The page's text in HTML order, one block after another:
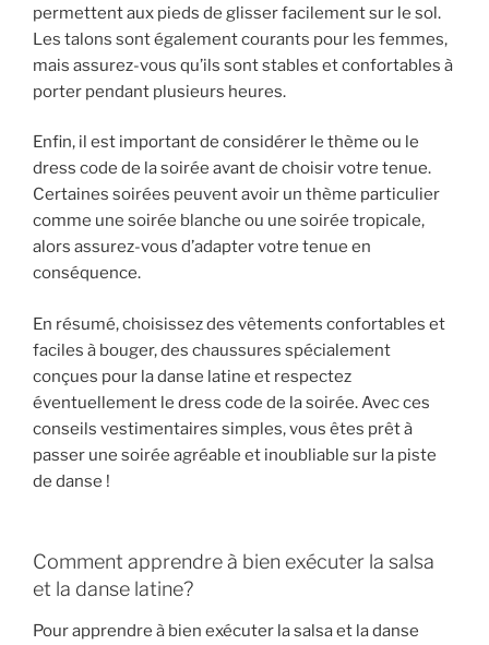
permettent aux pieds de glisser facilement sur le sol.
Les talons sont également courants pour les femmes,
mais assurez-vous qu’ils sont stables et confortables à
porter pendant plusieurs heures.
Enfin, il est important de considérer le thème ou le
dress code de la soirée avant de choisir votre tenue.
Certaines soirées peuvent avoir un thème particulier
comme une soirée blanche ou une soirée tropicale,
alors assurez-vous d’adapter votre tenue en
conséquence.
En résumé, choisissez des vêtements confortables et
faciles à bouger, des chaussures spécialement
conçues pour la danse latine et respectez
éventuellement le dress code de la soirée. Avec ces
conseils vestimentaires simples, vous êtes prêt à
passer une soirée agréable et inoubliable sur la piste
de danse !
Comment apprendre à bien exécuter la salsa
et la danse latine?
Pour apprendre à bien exécuter la salsa et la danse